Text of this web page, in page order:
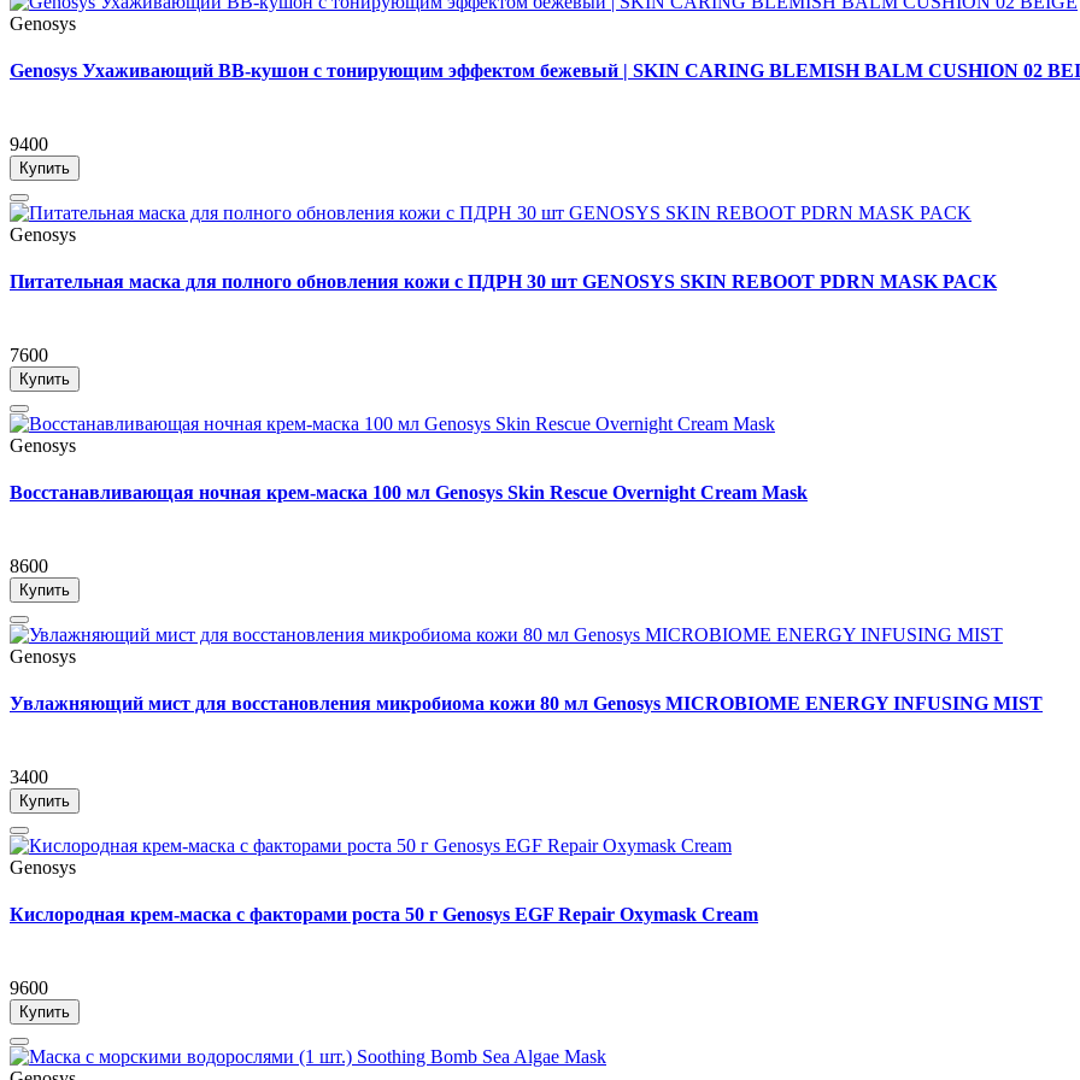
Genosys
Genosys Ухаживающий BB-кушон с тонирующим эффектом бежевый | SKIN CARING BLEMISH BALM CUSHION 02
9400
Купить
Genosys
Питательная маска для полного обновления кожи с ПДРН 30 шт GENOSYS SKIN REBOOT PDRN MASK PACK
7600
Купить
Genosys
Восстанавливающая ночная крем-маска 100 мл Genosys Skin Rescue Overnight Cream Mask
8600
Купить
Genosys
Увлажняющий мист для восстановления микробиома кожи 80 мл Genosys MICROBIOME ENERGY INFUSING MIST
3400
Купить
Genosys
Кислородная крем-маска с факторами роста 50 г Genosys EGF Repair Oxymask Cream
9600
Купить